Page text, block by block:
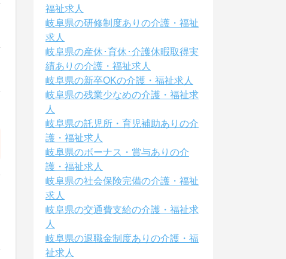
福祉求人
岐阜県の研修制度ありの介護・福祉
求人
岐阜県の産休･育休･介護休暇取得実
績ありの介護・福祉求人
岐阜県の新卒OKの介護・福祉求人
岐阜県の残業少なめの介護・福祉求
人
岐阜県の託児所・育児補助ありの介
護・福祉求人
岐阜県のボーナス・賞与ありの介
護・福祉求人
岐阜県の社会保険完備の介護・福祉
求人
岐阜県の交通費支給の介護・福祉求
人
岐阜県の退職金制度ありの介護・福
祉求人